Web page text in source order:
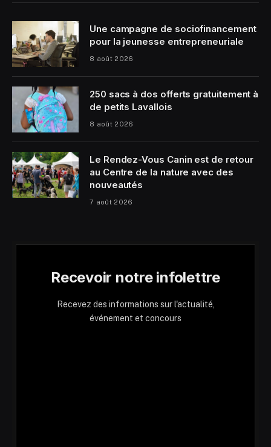
Une campagne de sociofinancement
pour la jeunesse entrepreneuriale
8 août 2026
250 sacs à dos offerts gratuitement à
de petits Lavallois
8 août 2026
Le Rendez-Vous Canin est de retour
au Centre de la nature avec des
nouveautés
7 août 2026
Recevoir notre infolettre
Recevez des informations sur l'actualité,
événement et concours